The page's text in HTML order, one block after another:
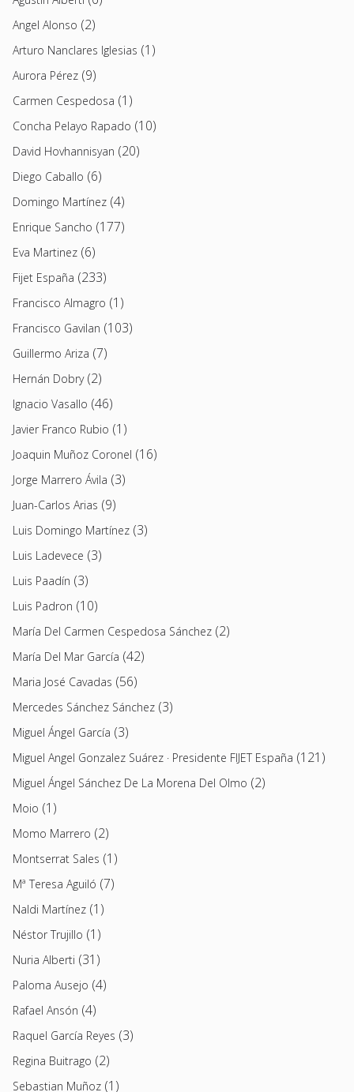
Angel Alonso (2)
Arturo Nanclares Iglesias (1)
Aurora Pérez (9)
Carmen Cespedosa (1)
Concha Pelayo Rapado (10)
David Hovhannisyan (20)
Diego Caballo (6)
Domingo Martínez (4)
Enrique Sancho (177)
Eva Martinez (6)
Fijet España (233)
Francisco Almagro (1)
Francisco Gavilan (103)
Guillermo Ariza (7)
Hernán Dobry(2)
Ignacio Vasallo (46)
Javier Franco Rubio (1)
Joaquin Muñoz Coronel (16)
Jorge Marrero Ávila (3)
Juan-Carlos Arias (9)
Luis Domingo Martínez (3)
Luis Ladevece (3)
Luis Paadín (3)
Luis Padron (10)
María Del Carmen Cespedosa Sánchez (2)
María Del Mar García (42)
Maria José Cavadas (56)
Mercedes Sánchez Sánchez (3)
Miguel Ángel García (3)
Miguel Angel Gonzalez Suárez · Presidente FIJET España (121)
Miguel Ángel Sánchez De La Morena Del Olmo (2)
Moio (1)
Momo Marrero (2)
Montserrat Sales (1)
Mª Teresa Aguiló (7)
Naldi Martínez (1)
Néstor Trujillo (1)
Nuria Alberti (31)
Paloma Ausejo (4)
Rafael Ansón (4)
Raquel García Reyes (3)
Regina Buitrago (2)
Sebastian Muñoz (1)